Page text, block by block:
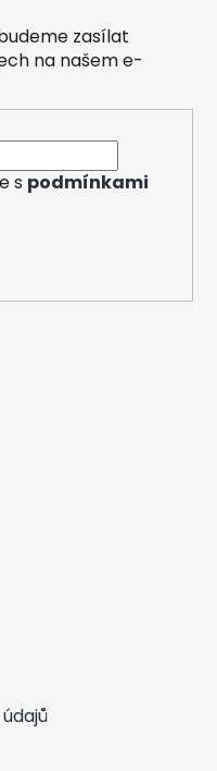
zasílat
na našem e-
s podmínkami